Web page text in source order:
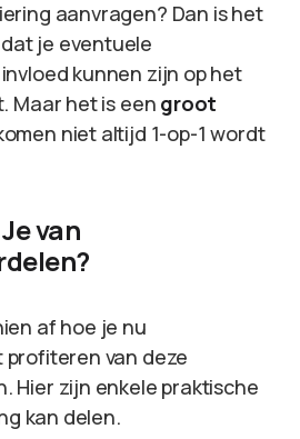
aanvragen? Dan is het
je eventuele
kunnen zijn op het
Maar het is een groot
niet altijd 1-op-1 wordt
van
af hoe je nu
van deze
Hier zijn enkele praktische
kan delen.